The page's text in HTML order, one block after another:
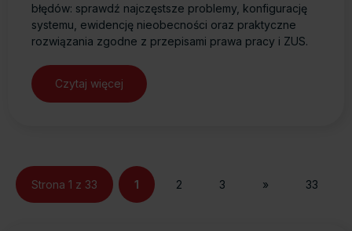
błędów: sprawdź najczęstsze problemy, konfigurację
systemu, ewidencję nieobecności oraz praktyczne
rozwiązania zgodne z przepisami prawa pracy i ZUS.
Czytaj więcej
Strona 1 z 33 1 2 3 » 33